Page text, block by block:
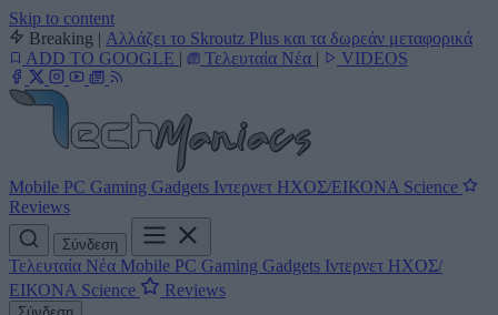
Skip to content
Breaking | Αλλάζει το Skroutz Plus και τα δωρεάν μεταφορικά
ADD TO GOOGLE | Τελευταία Νέα | VIDEOS
Mobile PC Gaming Gadgets Ιντερνετ ΗΧΟΣ/ΕΙΚΟΝΑ Science
Reviews
Σύνδεση
Τελευταία Νέα Mobile PC Gaming Gadgets Ιντερνετ ΗΧΟΣ/
ΕΙΚΟΝΑ Science Reviews